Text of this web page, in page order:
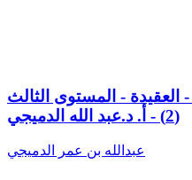
- العقيدة - المستوى الثالث
(2) - أ. د.عبد الله الدميجي
عبدالله بن عمر الدميجي